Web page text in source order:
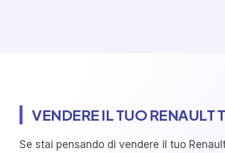
VENDERE IL TUO RENAULT
Se stai pensando di vendere il tuo